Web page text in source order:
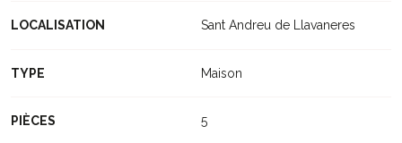
LOCALISATION Sant Andreu de Llavaneres
TYPE Maison
PIÈCES 5